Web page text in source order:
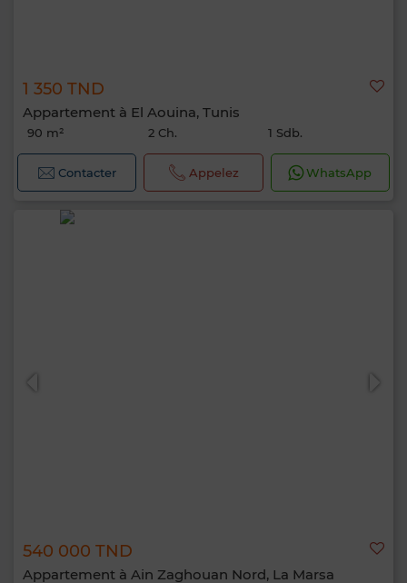
1 350 TND
Appartement à El Aouina, Tunis
90 m² 2 Ch. 1 Sdb.
Contacter Appelez WhatsApp
540 000 TND
Appartement à Ain Zaghouan Nord, La Marsa